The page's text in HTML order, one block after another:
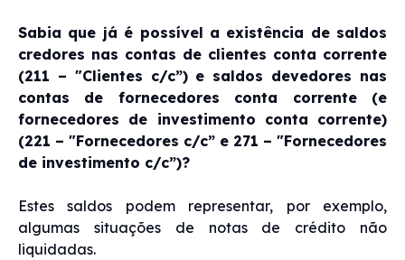
Sabia que já é possível a existência de saldos
credores nas contas de clientes conta corrente
(211 – "Clientes c/c”) e saldos devedores nas
contas de fornecedores conta corrente (e
fornecedores de investimento conta corrente)
(221 – "Fornecedores c/c” e 271 – "Fornecedores
de investimento c/c”)?
Estes saldos podem representar, por exemplo,
algumas situações de notas de crédito não
liquidadas.